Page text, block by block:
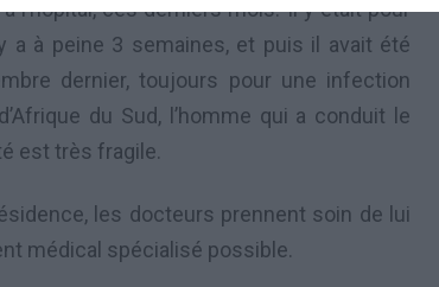
l’hôpital, ces derniers mois. Il y était pour
à peine 3 semaines, et puis il avait été
dernier, toujours pour une infection
du Sud, l’homme qui a conduit le
est très fragile.
les docteurs prennent soin de lui
médical spécialisé possible.